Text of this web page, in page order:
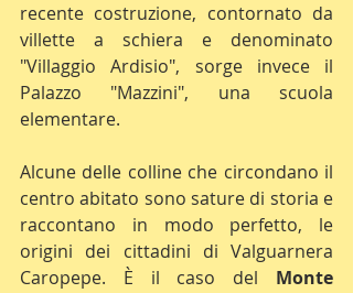
recente costruzione, contornato da
villette a schiera e denominato
"Villaggio Ardisio", sorge invece il
Palazzo "Mazzini", una scuola
elementare.
Alcune delle colline che circondano il
centro abitato sono sature di storia e
raccontano in modo perfetto, le
origini dei cittadini di Valguarnera
Caropepe. È il caso del Monte